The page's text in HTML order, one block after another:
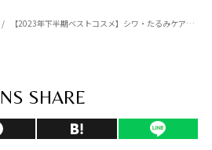
【2023年下半期ベストコスメ】シワ・たるみケア部門1位は『クレ・ド・ポー ボーテ』！ハリに満ちた肌に整える
NS SHARE